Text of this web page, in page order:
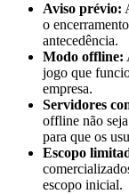
Aviso prévio:
o
antecedência.
Modo offline:
jogo que
empresa.
Servidores
offline não
para que os
Escopo
escopo inicial.